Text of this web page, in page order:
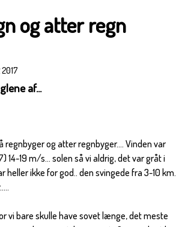
og atter regn
2017
af...
regnbyger og atter regnbyger.... Vinden var
14-19 m/s... solen så vi aldrig, det var gråt i
heller ikke for god.. den svingede fra 3-10 km.
vi bare skulle have sovet længe, det meste